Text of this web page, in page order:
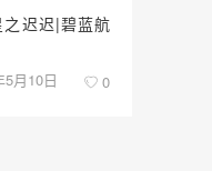
之迟迟|碧蓝航
5月10日 0